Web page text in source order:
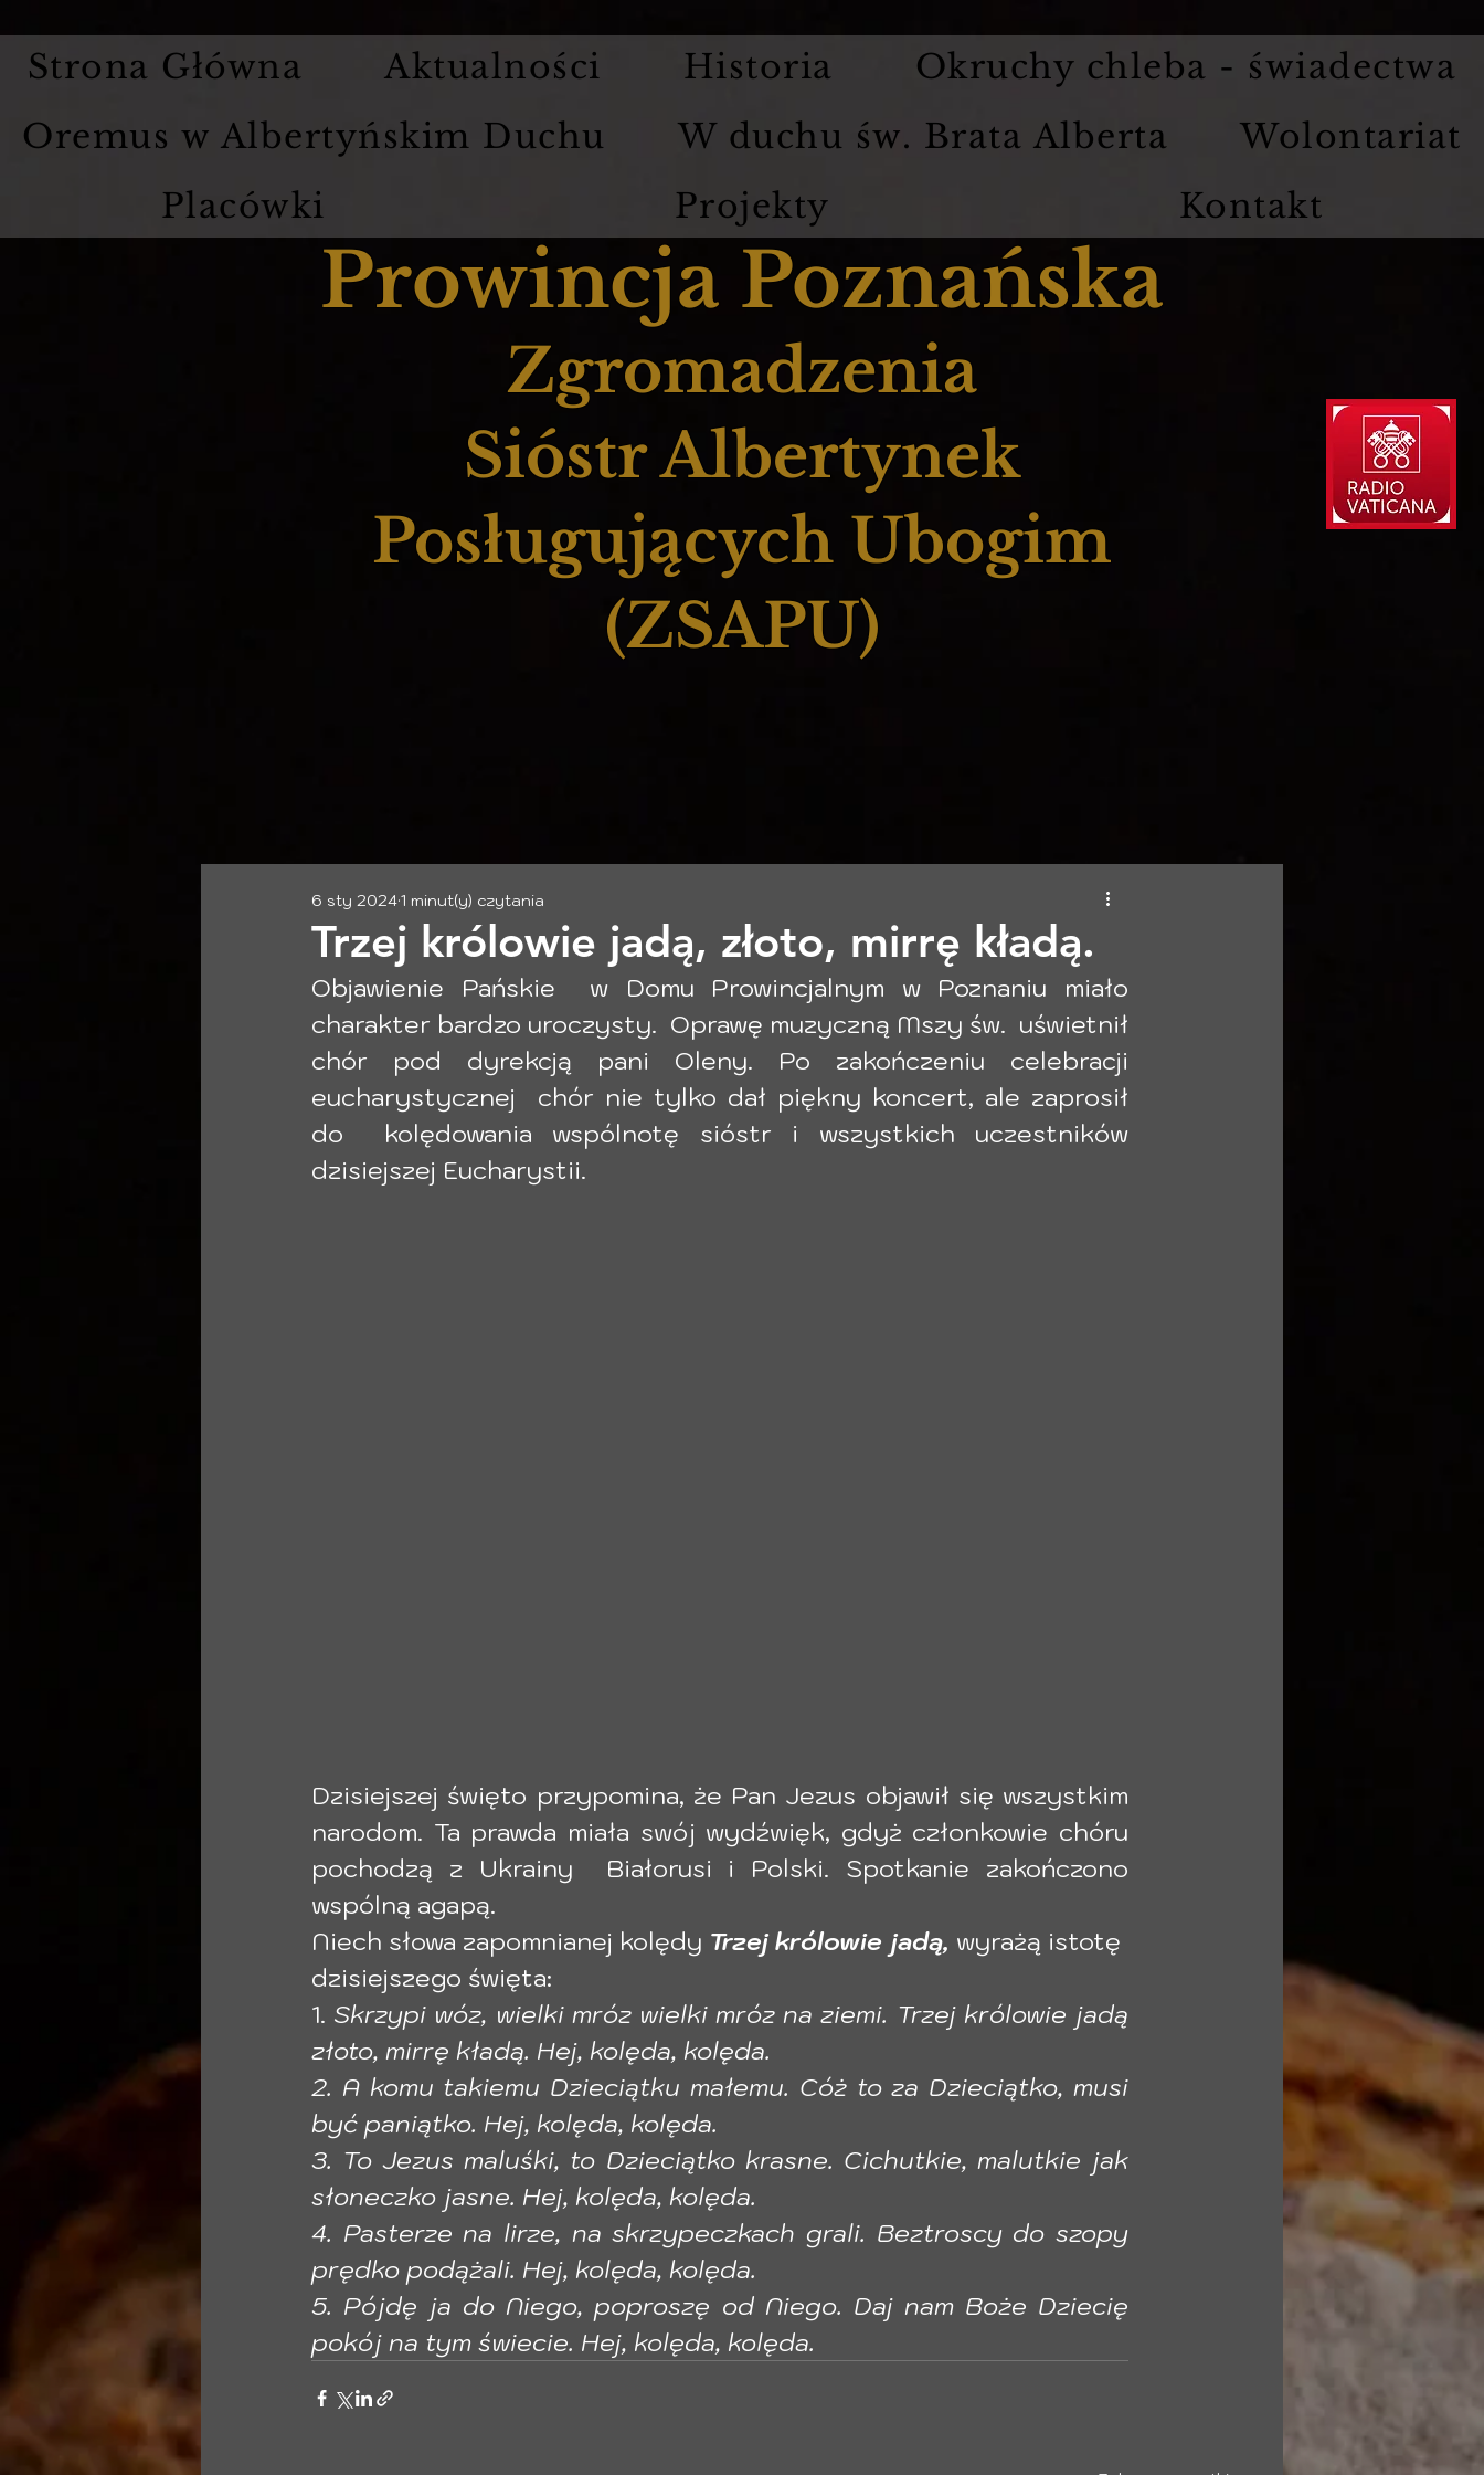
Strona Główna Aktualności Historia
Okruchy chleba - świadectwa
Oremus w Albertyńskim Duchu
W duchu św. Brata Alberta
Wolontariat
Placówki
Projekty Kontakt
Prowincja Poznańska
Zgromadzenia
Sióstr Albertynek
Posługujących Ubogim
(ZSAPU)
Trzej królowie jadą, złoto, mirrę kładą.
6 sty 20241 minut(y) czytania
Objawienie Pańskie  w Domu Prowincjalnym w Poznaniu miało
charakter bardzo uroczysty.  Oprawę muzyczną Mszy św.  uświetnił
chór pod dyrekcją pani Oleny. Po zakończeniu celebracji
eucharystycznej  chór nie tylko dał piękny koncert, ale zaprosił
do  kolędowania wspólnotę sióstr i wszystkich uczestników
dzisiejszej Eucharystii.
Dzisiejszej święto przypomina, że Pan Jezus objawił się wszystkim
narodom. Ta prawda miała swój wydźwięk, gdyż członkowie chóru
pochodzą z Ukrainy  Białorusi i Polski. Spotkanie zakończono
wspólną agapą.
Niech słowa zapomnianej kolędy Trzej królowie jadą, wyrażą istotę
dzisiejszego święta:
1. Skrzypi wóz, wielki mróz wielki mróz na ziemi. Trzej królowie jadą
złoto, mirrę kładą. Hej, kolęda, kolęda.
2. A komu takiemu Dzieciątku małemu. Cóż to za Dzieciątko, musi
być paniątko. Hej, kolęda, kolęda.
3. To Jezus maluśki, to Dzieciątko krasne. Cichutkie, malutkie jak
słoneczko jasne. Hej, kolęda, kolęda.
4. Pasterze na lirze, na skrzypeczkach grali. Beztroscy do szopy
prędko podążali. Hej, kolęda, kolęda.
5. Pójdę ja do Niego, poproszę od Niego. Daj nam Boże Dziecię
pokój na tym świecie. Hej, kolęda, kolęda.